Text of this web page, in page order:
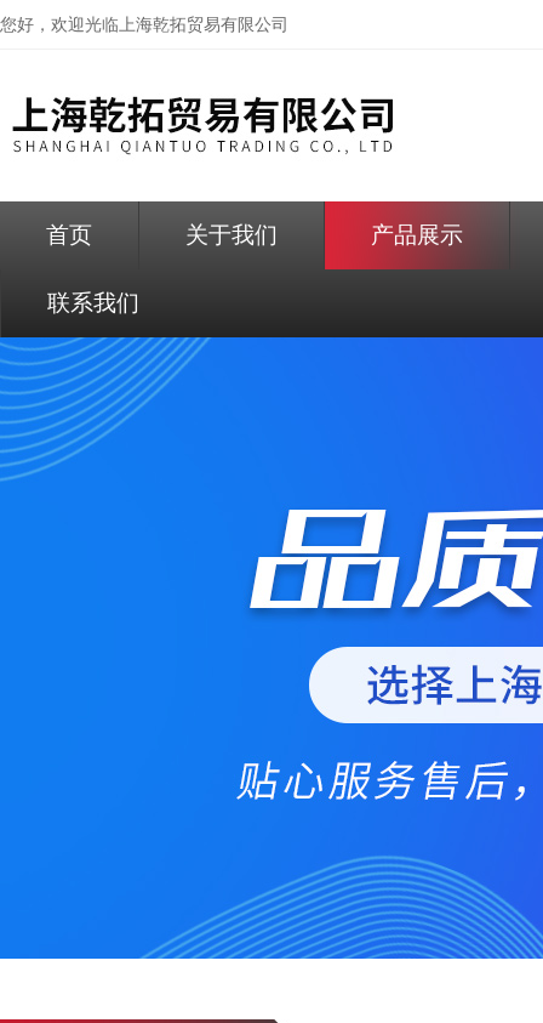
您好，欢迎光临上海乾拓贸易有限公司
首页 关于我们 产品展示
联系我们